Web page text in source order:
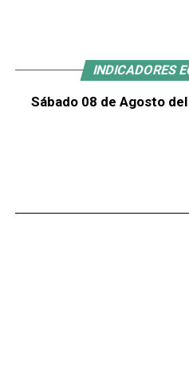
INDICADORES
Sábado 08 de Agosto